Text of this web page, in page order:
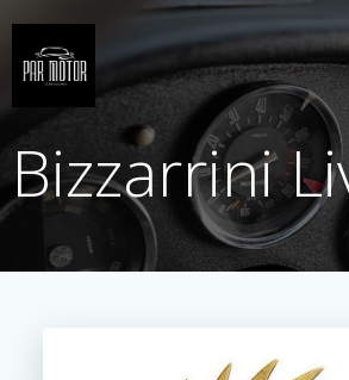
Bizzarrini